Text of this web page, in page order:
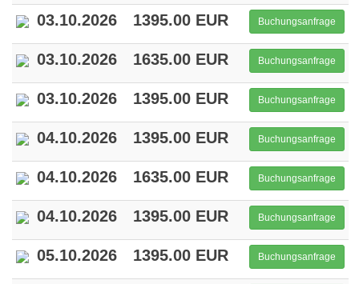
03.10.2026 1395.00 EUR Buchungsanfrage
03.10.2026 1635.00 EUR Buchungsanfrage
03.10.2026 1395.00 EUR Buchungsanfrage
04.10.2026 1395.00 EUR Buchungsanfrage
04.10.2026 1635.00 EUR Buchungsanfrage
04.10.2026 1395.00 EUR Buchungsanfrage
05.10.2026 1395.00 EUR Buchungsanfrage